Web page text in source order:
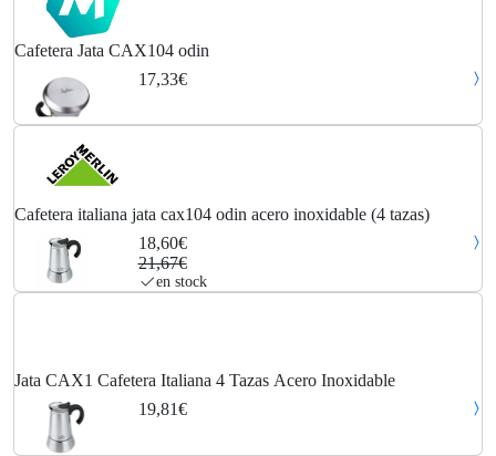
Cafetera Jata CAX104 odin
17,33€
Cafetera italiana jata cax104 odin acero inoxidable (4 tazas)
18,60€
21,67€
en stock
Jata CAX1 Cafetera Italiana 4 Tazas Acero Inoxidable
19,81€